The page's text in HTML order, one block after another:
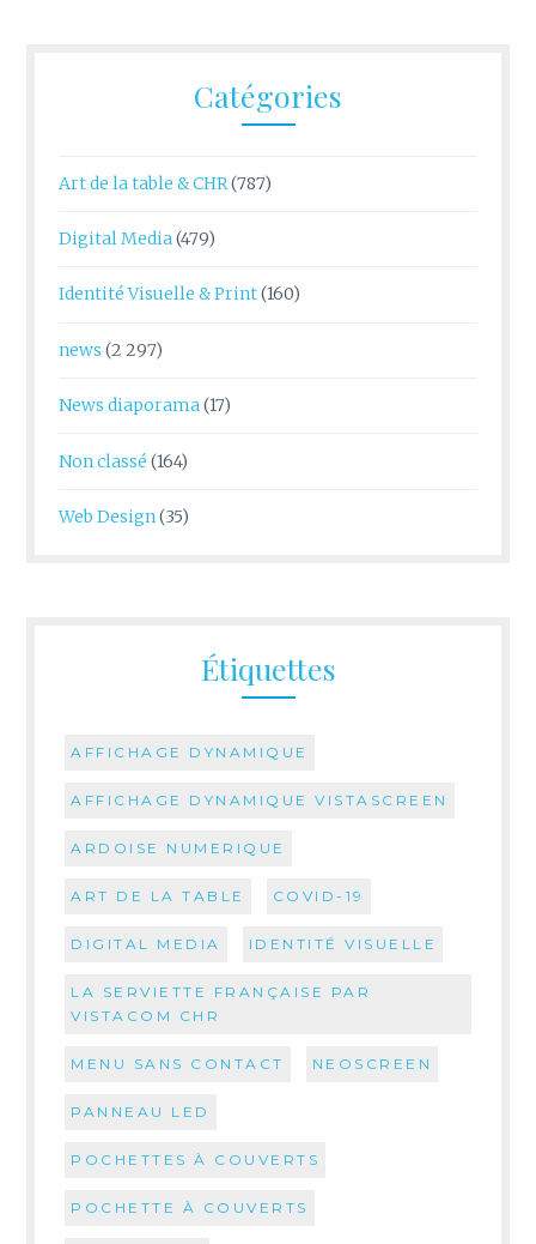
Catégories
Art de la table & CHR(787)
Digital Media(479)
Identité Visuelle & Print(160)
news (2 297)
News diaporama(17)
Non classé (164)
Web Design(35)
Étiquettes
AFFICHAGE DYNAMIQUE
AFFICHAGE DYNAMIQUE VISTASCREEN
ARDOISE NUMERIQUE
ART DE LA TABLE COVID-19
DIGITAL MEDIA IDENTITÉ VISUELLE
LA SERVIETTE FRANÇAISE PAR
VISTACOM CHR
MENU SANS CONTACT NEOSCREEN
PANNEAU LED
POCHETTES À COUVERTS
POCHETTE À COUVERTS